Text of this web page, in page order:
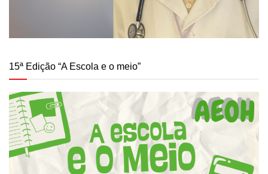
15ª Edição “A Escola e o meio”